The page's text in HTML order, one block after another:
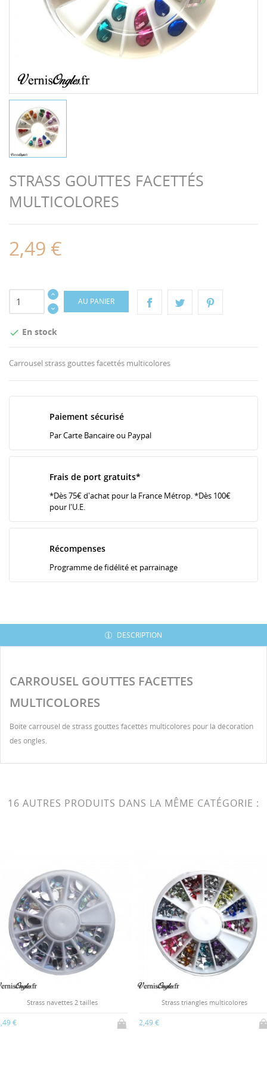
STRASS GOUTTES FACETTÉS
MULTICOLORES
2,49 €
AU PANIER
 En stock
Carrousel strass gouttes facettés multicolores
Paiement sécurisé
Par Carte Bancaire ou Paypal
Frais de port gratuits*
*Dès 75€ d'achat pour la France Métrop. *Dès 100€
pour l'U.E.
Récompenses
Programme de fidélité et parrainage
DESCRIPTION
CARROUSEL GOUTTES FACETTES
MULTICOLORES
Boite carrousel de strass gouttes facettés multicolores pour la décoration
des ongles.
16 AUTRES PRODUITS DANS LA MÊME CATÉGORIE :
2 tailles Strass triangles multicolores